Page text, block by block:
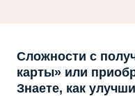
Сложности с
карты» или
Знаете, как